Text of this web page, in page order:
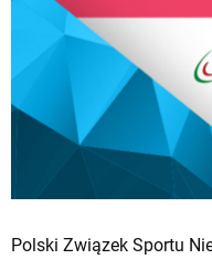
Polski Związek Sportu